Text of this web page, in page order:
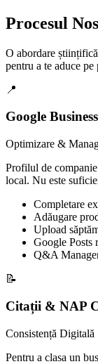
Procesul
O abordare
pentru a te aduce pe
📍
Google
Optimizare &
Profilul de
local. Nu este
Completare
Adăugare
Upload
Google Posts
Q&A
📝
Citații & NAP
Consistență Digitală
Pentru a clasa un